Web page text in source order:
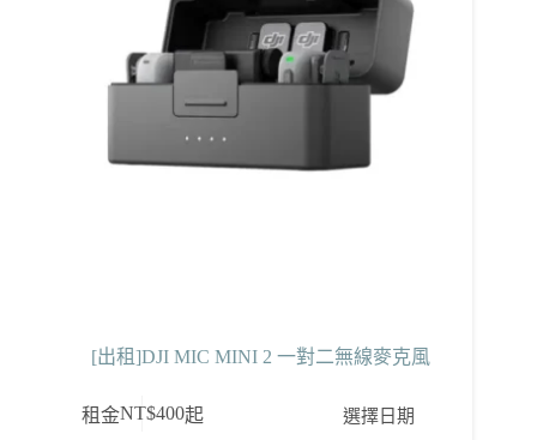
[出租]DJI MIC MINI 2 一對二無線麥克風
租金NT$400起 選擇日期